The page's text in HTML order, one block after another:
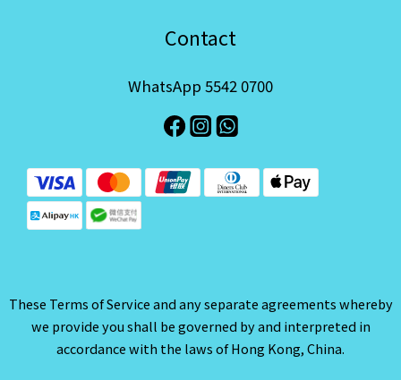
Contact
WhatsApp 5542 0700
These Terms of Service and any separate agreements whereby
we provide you shall be governed by and interpreted in
accordance with the laws of Hong Kong, China.